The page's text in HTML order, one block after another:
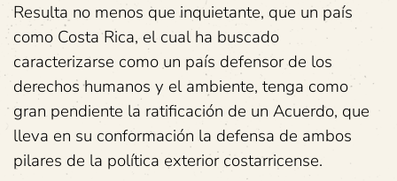
Resulta no menos que inquietante, que un país
como Costa Rica, el cual ha buscado
caracterizarse como un país defensor de los
derechos humanos y el ambiente, tenga como
gran pendiente la ratificación de un Acuerdo, que
lleva en su conformación la defensa de ambos
pilares de la política exterior costarricense.